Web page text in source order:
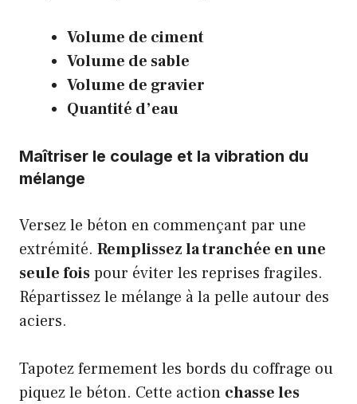
Volume de ciment
Volume de sable
Volume de gravier
Quantité d’eau
Maîtriser le coulage et la vibration du
mélange
Versez le béton en commençant par une
extrémité. Remplissez la tranchée en une
seule foispour éviter les reprises fragiles.
Répartissez le mélange à la pelle autour des
aciers.
Tapotez fermement les bords du coffrage ou
piquez le béton. Cette action chasse les